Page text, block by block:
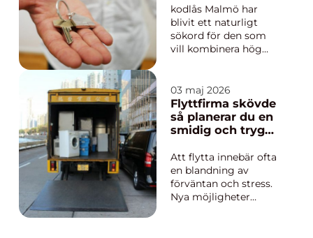
Genom att kombinera
rätt remsa med rätt...
företag
kodlås Malmö har
blivit ett naturligt
sökord för den som
vill kombinera hög
malmö vill slippa
hantera fysiska
nycklar, oro för
borttappade kopior
passersystem. Med
moderna kodlås går
det att skapa...
03 maj 2026
Flyttfirma skövde
så planerar du en
smidig och trygg
Att flytta innebär ofta
en blandning av
förväntan och stress.
Nya möjligheter